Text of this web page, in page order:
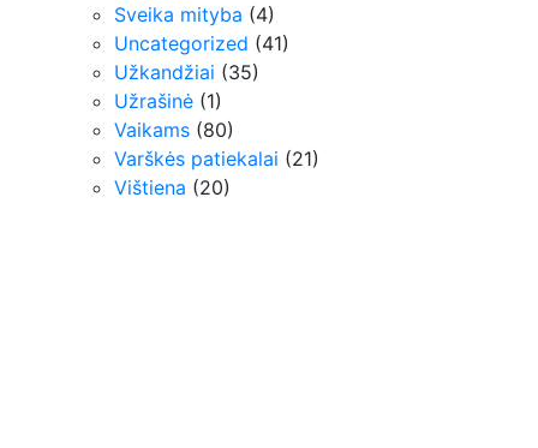
Sveika mityba (4)
Uncategorized (41)
Užkandžiai (35)
Užrašinė (1)
Vaikams (80)
Varškės patiekalai (21)
Vištiena (20)